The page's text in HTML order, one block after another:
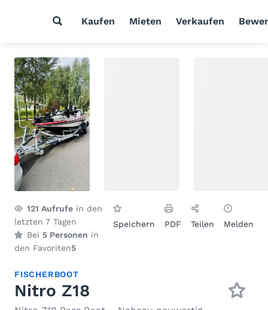
Kaufen Mieten Verkaufen
121 Aufrufe in den
letzten 7 Tagen
Bei 5 Personen in
den Favoriten5
Speichern PDF Teilen Melden
FISCHERBOOT
Nitro Z18